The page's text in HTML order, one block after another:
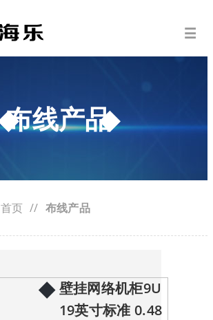
布线产品
首页 // 布线产品
◆ 壁挂网络机柜9U
19英寸标准 0.48